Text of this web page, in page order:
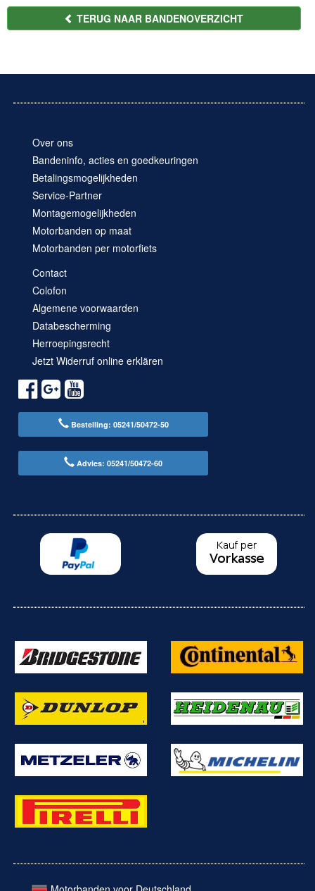
TERUG NAAR BANDENOVERZICHT
Over ons
Bandeninfo, acties en goedkeuringen
Betalingsmogelijkheden
Service-Partner
Montagemogelijkheden
Motorbanden op maat
Motorbanden per motorfiets
Contact
Colofon
Algemene voorwaarden
Databescherming
Herroepingsrecht
Jetzt Widerruf online erklären
Bestelling: 05241/50472-50
Advies: 05241/50472-60